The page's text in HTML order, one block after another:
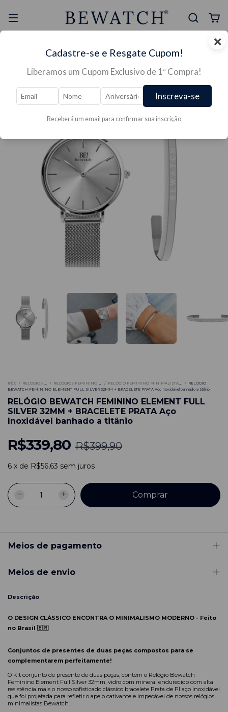
Mais Segura Lojas Físicas
Início / RELÓGIOS → / RELÓGIOS FEMININO → / RELÓGIO FEMININO MINIMALISTA→ /
RELÓGIO
BEWATCH FEMININO ELEMENT FULL SILVER 32MM + BRACELETE PRATA Aço Inoxidável banhado a titânio
RELÓGIO BEWATCH FEMININO ELEMENT FULL
SILVER 32MM + BRACELETE PRATA Aço
Inoxidável banhado a titânio
R$339,80 R$399,90
6 x de R$56,63 sem juros
Meios de pagamento
Meios de envio
Descrição
O DESIGN CLÁSSICO ENCONTRA O MINIMALISMO MODERNO - Feito
no Brasil 🇧🇷
Conjuntos de presentes de duas peças compostos para se
complementarem perfeitamente!
O Kit conjunto de presente de duas peças, contém o Relógio Bewatch
Feminino Element Full Silver 32mm, vidro com mineral endurecido com alta
resistência mais o nosso sofisticado clássico bracelete Prata de PI aço inoxidável
que foi projetada para refletir o apelo cativante e impecável de nossos relógios
minimalistas Bewatch.
×
Cadastre-se e Resgate Cupom!
Liberamos um Cupom Exclusivo de 1ª Compra!
Inscreva-se
Receberá um email para confirmar sua inscrição